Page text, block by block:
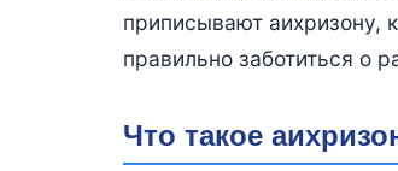
приписывают аихризону,
правильно заботиться о
Что такое